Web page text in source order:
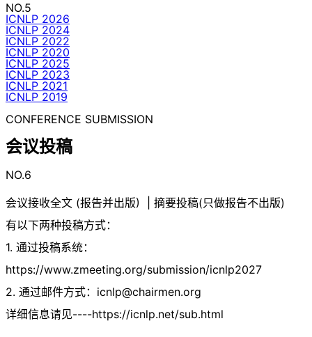
NO.5
ICNLP 2026
ICNLP 2024
ICNLP 2022
ICNLP 2020
ICNLP 2025
ICNLP 2023
ICNLP 2021
ICNLP 2019
CONFERENCE SUBMISSION
会议投稿
NO.6
会议接收全文 (报告并出版) | 摘要投稿(只做报告不出版)
有以下两种投稿方式：
1. 通过投稿系统：
https://www.zmeeting.org/submission/icnlp2027
2. 通过邮件方式： icnlp@chairmen.org
详细信息请见----https://icnlp.net/sub.html